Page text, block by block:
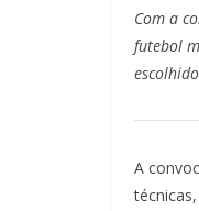
Com a
futebol
A